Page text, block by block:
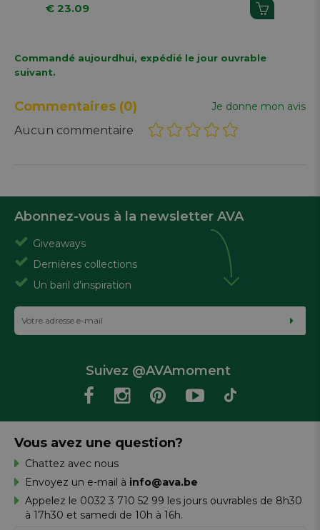
€ 23.09
Commandé aujourdhui, expédié le jour ouvrable
suivant.
Commentaires (0) Je donne mon avis
Aucun commentaire
Abonnez-vous à la newsletter AVA
Giveaways
Dernières collections
Un baril d'inspiration
Suivez @AVAmoment
Vous avez une question?
Chattez avec nous
Envoyez un e-mail à info@ava.be
Appelez le 0032 3 710 52 99 les jours ouvrables de 8h30
à 17h30 et samedi de 10h à 16h.